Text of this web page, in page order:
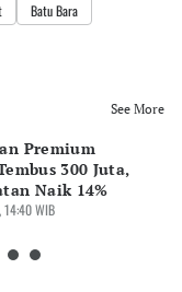
Batu Bara
See More
Premium
300 Juta,
Naik 14%
14:40 WIB